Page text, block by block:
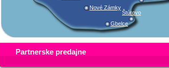
Gbelce
Nové Zámky
Štúrovo
Partnerske predajne